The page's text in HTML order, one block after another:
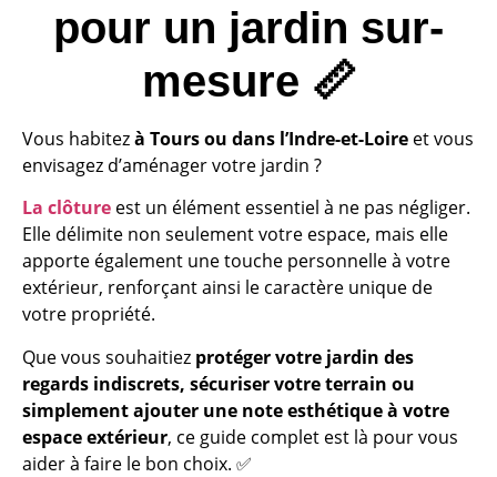
pour un jardin sur-
mesure 📏
Vous habitezà Tours ou dans l’Indre-et-Loire et vous
envisagez d’aménager votre jardin ?
La clôture est un élément essentiel à ne pas négliger.
Elle délimite non seulement votre espace, mais elle
apporte également une touche personnelle à votre
extérieur, renforçant ainsi le caractère unique de
votre propriété.
Que vous souhaitiez protéger votre jardin des
regards indiscrets, sécuriser votre terrain ou
simplement ajouter une note esthétique à votre
espace extérieur, ce guide complet est là pour vous
aider à faire le bon choix. ✅